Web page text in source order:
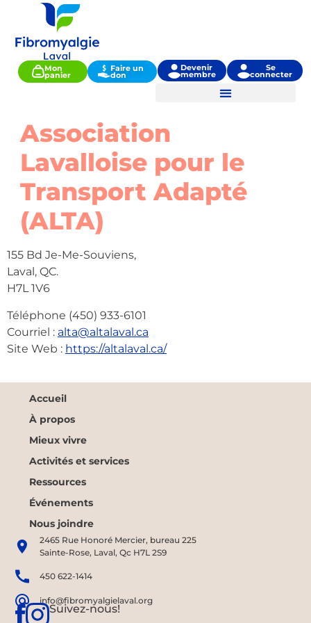
Mon
panier
Faire un
don
Devenir
membre
Se
connecter
Association
Lavalloise pour le
Transport Adapté
(ALTA)
155 Bd Je-Me-Souviens,
Laval, QC.
H7L 1V6
Téléphone (450) 933-6101
Courriel : alta@altalaval.ca
Site Web : https://altalaval.ca/
Accueil
À propos
Mieux vivre
Activités et services
Ressources
Événements
Nous joindre
2465 Rue Honoré Mercier, bureau 225
Sainte-Rose, Laval, Qc H7L 2S9
450 622-1414
info@fibromyalgielaval.org
Suivez-nous!